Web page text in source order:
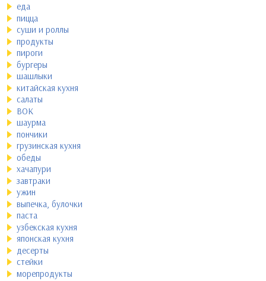
еда
пицца
суши и роллы
продукты
пироги
бургеры
шашлыки
китайская кухня
салаты
ВОК
шаурма
пончики
грузинская кухня
обеды
хачапури
завтраки
ужин
выпечка, булочки
паста
узбекская кухня
японская кухня
десерты
стейки
морепродукты